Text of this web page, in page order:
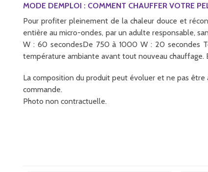
MODE DEMPLOI : COMMENT CHAUFFER VOTRE
Pour profiter pleinement de la chaleur douce et
entière au micro-ondes, par un adulte responsable,
W : 60 secondesDe 750 à 1000 W : 20 secondes
température ambiante avant tout nouveau chauffage.
La composition du produit peut évoluer et ne pas
commande.
Photo non contractuelle.